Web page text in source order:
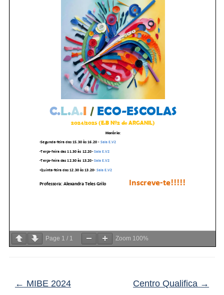
Page 1 / 1 Zoom 100%
← MIBE 2024 Centro Qualifica →